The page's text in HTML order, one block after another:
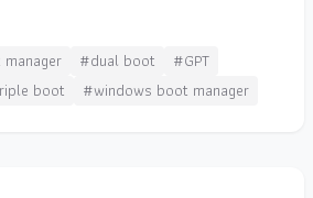
#dual boot
#GPT
boot #windows boot manager